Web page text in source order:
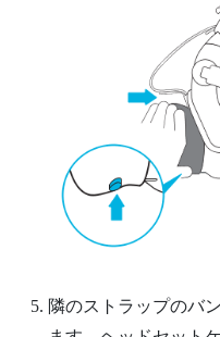
隣のストラップのバ